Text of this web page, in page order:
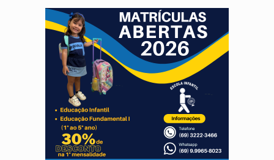
ENTRADA GRATUITA:Espetáculo As Marias Somos Nós será
VÍDEO:Três são presos após furto de motocicleta em frente
CELEBRAÇÃO:Cerejeiras completa 43 anos de emancipação com
SAÚDE:Anvisa desmente boato sobre presença de plástico ou
VÍDEO: Pitbulls fogem de residência e atacam casal de idosos
AÇÃO CONJUNTA: Forças policiais apreendem cerca de 1kg de
PF ESTÁ APURANDO: Flávio Bolsonaro escolhe Alfredo Gaspar como vice, alvo de